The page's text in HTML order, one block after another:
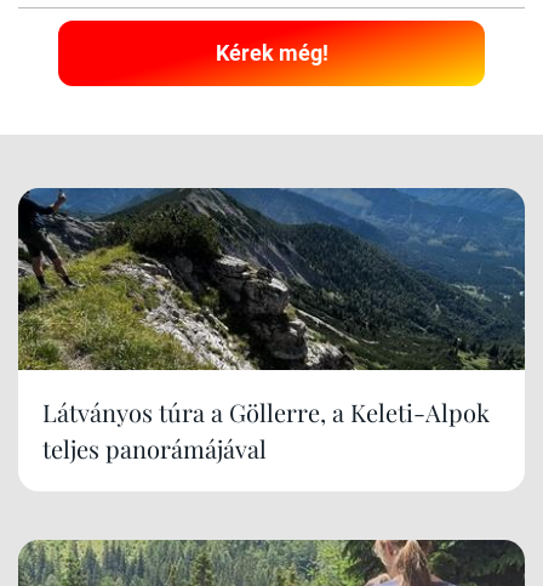
Kérek még!
Látványos túra a Göllerre, a Keleti-Alpok
teljes panorámájával